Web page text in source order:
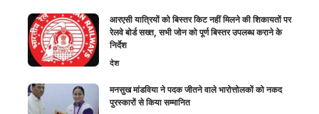
आरएसी यात्रियों को बिस्तर किट नहीं मिलने की शिकायतों पर
रेलवे बोर्ड सख्त, सभी जोन को पूर्ण बिस्तर उपलब्ध कराने के
निर्देश
देश
मनसुख मांडविया ने पदक जीतने वाले भारोत्तोलकों को नकद
पुरस्कारों से किया सम्मानित